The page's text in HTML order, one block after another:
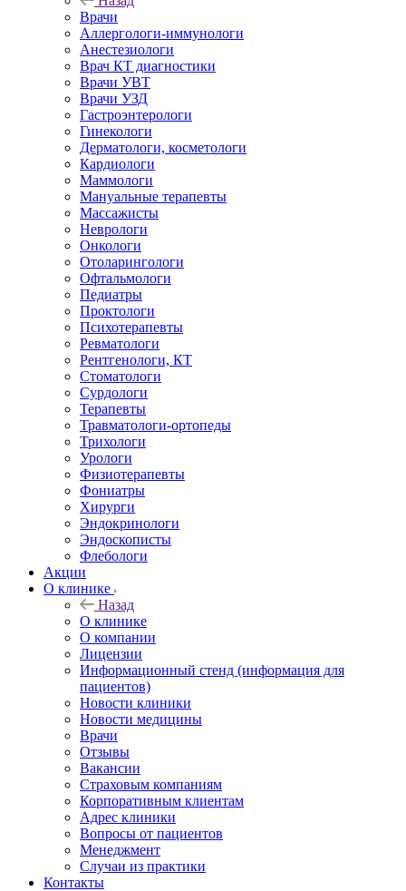
Врачи
Аллергологи-иммунологи
Анестезиологи
Врач КТ диагностики
Врачи УВТ
Врачи УЗД
Гастроэнтерологи
Гинекологи
Дерматологи, косметологи
Кардиологи
Маммологи
Мануальные терапевты
Массажисты
Неврологи
Онкологи
Отоларингологи
Офтальмологи
Педиатры
Проктологи
Психотерапевты
Ревматологи
Рентгенологи, КТ
Стоматологи
Сурдологи
Терапевты
Травматологи-ортопеды
Трихологи
Урологи
Физиотерапевты
Фониатры
Хирурги
Эндокринологи
Эндоскописты
Флебологи
Акции
О клинике
Назад
О клинике
О компании
Лицензии
Информационный стенд (информация для
пациентов)
Новости клиники
Новости медицины
Врачи
Отзывы
Вакансии
Страховым компаниям
Корпоративным клиентам
Адрес клиники
Вопросы от пациентов
Менеджмент
Случаи из практики
Контакты